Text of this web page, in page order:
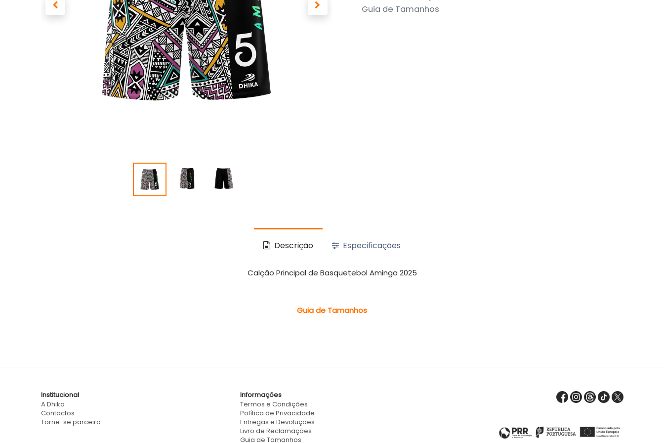
Guia de Tamanhos
Descrição Especificações
Calção Principal de Basquetebol Aminga 2025
Guia de Tamanhos
Institucional
A Dhika
Contactos
Torne-se parceiro
Informações
Termos e Condições
Política de Privacidade
Entregas e Devoluções
Livro de Reclamações
Guia de Tamanhos